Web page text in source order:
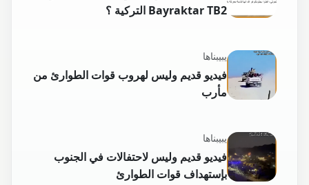
Bayraktar TB2 التركية ؟
يبيبناها
فيديو قديم وليس لهروب قوات الطوارئ من
مأرب
يبيبناها
فيديو قديم وليس لاحتفالات في الجنوب
بإستهداف قوات الطوارئ